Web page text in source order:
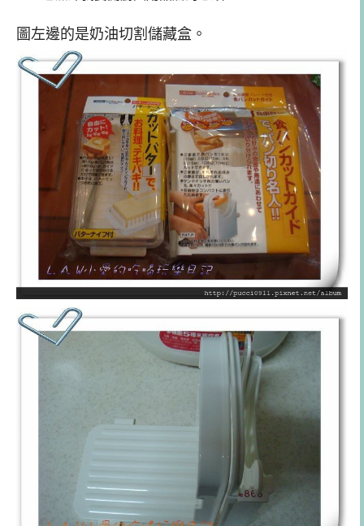
圖左邊的是奶油切割儲藏盒。